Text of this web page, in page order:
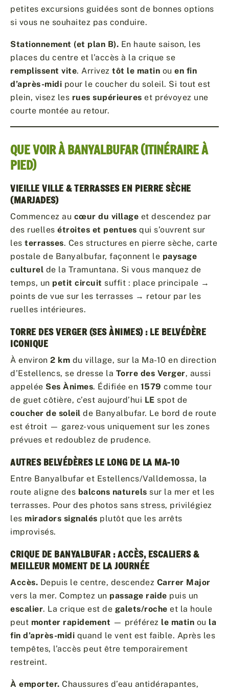
petites excursions guidées sont de bonnes options
si vous ne souhaitez pas conduire.
Stationnement (et plan B). En haute saison, les
places du centre et l’accès à la crique se
remplissent vite. Arrivez tôt le matin ou en fin
d’après-midi pour le coucher du soleil. Si tout est
plein, visez les rues supérieures et prévoyez une
courte montée au retour.
QUE VOIR À BANYALBUFAR (ITINÉRAIRE À
PIED)
VIEILLE VILLE & TERRASSES EN PIERRE SÈCHE
(MARJADES)
Commencez au cœur du village et descendez par
des ruelles étroites et pentues qui s’ouvrent sur
les terrasses. Ces structures en pierre sèche, carte
postale de Banyalbufar, façonnent le paysage
culturel de la Tramuntana. Si vous manquez de
temps, un petit circuit suffit : place principale →
points de vue sur les terrasses → retour par les
ruelles intérieures.
TORRE DES VERGER (SES ÀNIMES) : LE BELVÉDÈRE
ICONIQUE
À environ 2 km du village, sur la Ma-10 en direction
d’Estellencs, se dresse la Torre des Verger, aussi
appelée Ses Ànimes. Édifiée en 1579 comme tour
de guet côtière, c’est aujourd’hui LE spot de
coucher de soleil de Banyalbufar. Le bord de route
est étroit — garez-vous uniquement sur les zones
prévues et redoublez de prudence.
AUTRES BELVÉDÈRES LE LONG DE LA MA-10
Entre Banyalbufar et Estellencs/Valldemossa, la
route aligne des balcons naturels sur la mer et les
terrasses. Pour des photos sans stress, privilégiez
les miradors signalés plutôt que les arrêts
improvisés.
CRIQUE DE BANYALBUFAR : ACCÈS, ESCALIERS &
MEILLEUR MOMENT DE LA JOURNÉE
Accès. Depuis le centre, descendez Carrer Major
vers la mer. Comptez un passage raide puis un
escalier. La crique est de galets/roche et la houle
peut monter rapidement — préférez le matin ou la
fin d’après-midi quand le vent est faible. Après les
tempêtes, l’accès peut être temporairement
restreint.
À emporter. Chaussures d’eau antidérapantes,